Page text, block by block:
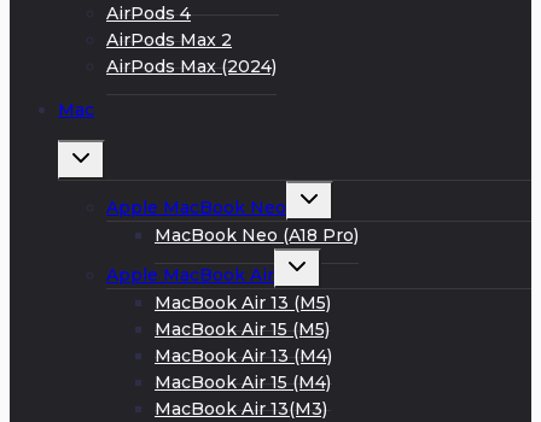
AirPods 4
AirPods Max 2
AirPods Max (2024)
Mac
Развернуть
Apple MacBook Neo
Развернуть
меню
MacBook Neo (A18 Pro)
Apple MacBook Air
Развернуть
меню
MacBook Air 13 (M5)
MacBook Air 15 (M5)
MacBook Air 13 (M4)
MacBook Air 15 (M4)
MacBook Air 13(M3)